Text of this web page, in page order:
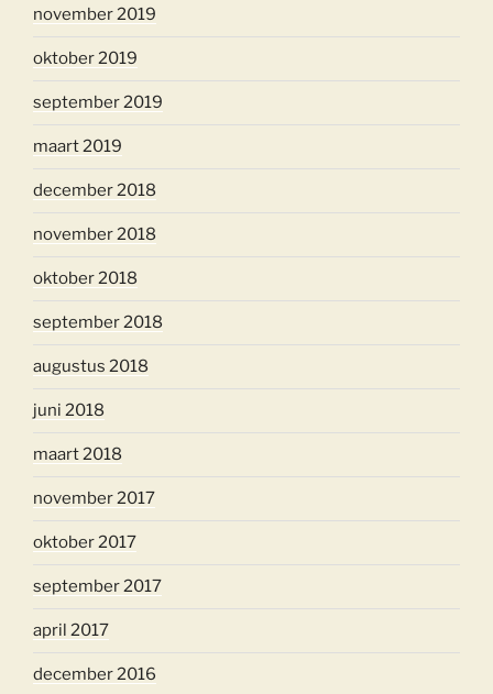
november 2019
oktober 2019
september 2019
maart 2019
december 2018
november 2018
oktober 2018
september 2018
augustus 2018
juni 2018
maart 2018
november 2017
oktober 2017
september 2017
april 2017
december 2016